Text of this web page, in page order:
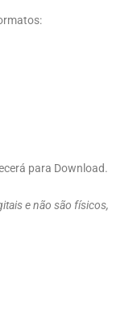
para Download.
e não são físicos,